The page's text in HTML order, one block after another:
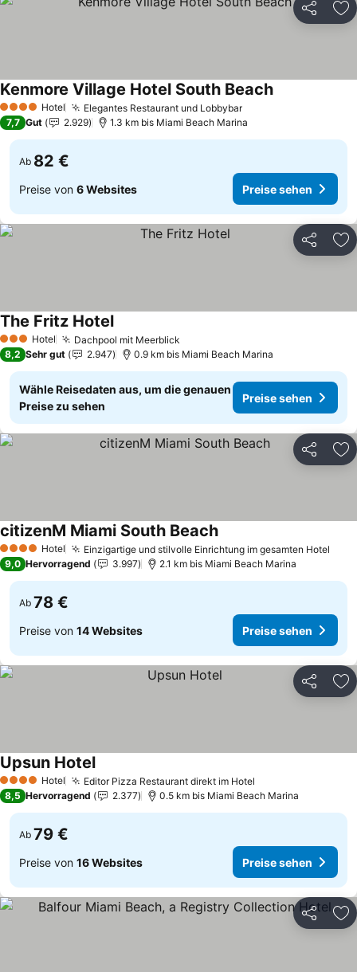
Teilen
4 Sterne Hotel Elegantes Restaurant und LobbybarPreise sehen
Kenmore Village Hotel South BeachPreise sehen
7,7 Gut 2.929 1.3 km bis Miami Beach Marina
Ab 82 €
Preise von 6 Websites Preise sehen
Teilen
3 SterneHotel Dachpool mit Meerblick
The Fritz HotelPreise sehen
8,2 Sehr gut 2.947 0.9 km bis Miami Beach Marina
Wähle Reisedaten aus, um die genauen
Preise zu sehen
Preise sehen
Teilen
4 Sterne Hotel Einzigartige und stilvolle Einrichtung im gesamten Hotel
citizenM Miami South BeachPreise sehen
9,0 Hervorragend 3.997 2.1 km bis Miami Beach Marina
Ab 78 €
Preise von 14 Websites Preise sehen
Teilen
4 Sterne Hotel Editor Pizza Restaurant direkt im Hotel
Upsun HotelPreise sehen
8,5 Hervorragend 2.377 0.5 km bis Miami Beach Marina
Ab 79 €
Preise von 16 Websites Preise sehen
Teilen